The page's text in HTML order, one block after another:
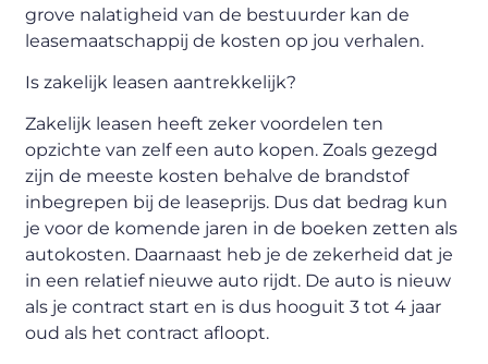
grove nalatigheid van de bestuurder kan de
leasemaatschappij de kosten op jou verhalen.
Is zakelijk leasen aantrekkelijk?
Zakelijk leasen heeft zeker voordelen ten
opzichte van zelf een auto kopen. Zoals gezegd
zijn de meeste kosten behalve de brandstof
inbegrepen bij de leaseprijs. Dus dat bedrag kun
je voor de komende jaren in de boeken zetten als
autokosten. Daarnaast heb je de zekerheid dat je
in een relatief nieuwe auto rijdt. De auto is nieuw
als je contract start en is dus hooguit 3 tot 4 jaar
oud als het contract afloopt.